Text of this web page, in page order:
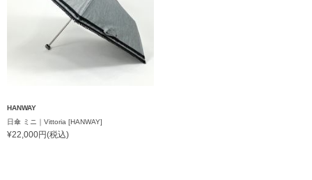
HANWAY
日傘 ミニ｜Vittoria [HANWAY]
¥22,000円(税込)